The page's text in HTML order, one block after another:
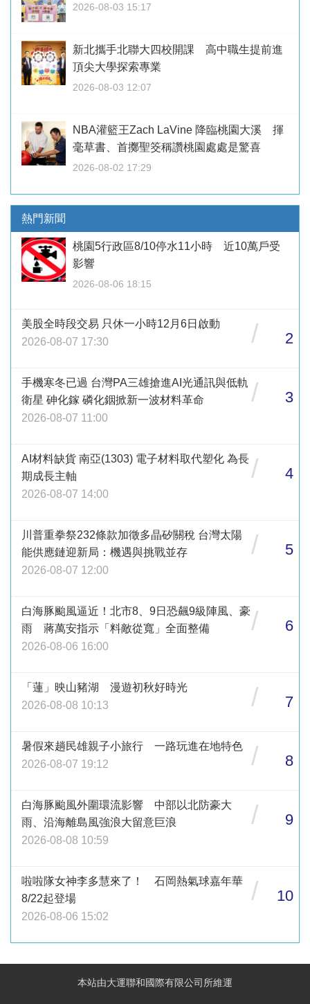
2026-08-03 15:17
新北攜手北聯大四校開課 高中職生提前進
頂尖大學探索專業
2026-08-03 12:07
NBA灌籃王Zach LaVine 降臨桃園大溪 揮
毫草書、首擲聖筊稱讚桃園處處是驚喜
2026-08-02 17:29
熱門新聞
桃園5行政區8/10停水11小時 近10萬戶受
影響
2026-08-06 18:15
美股全時段交易 只休一小時12月6日啟動
2026-08-07 17:30
/ 2
手機寒冬已過 台灣PA三雄搶進AI光通訊與低軌
衛星 砷化鎵 磷化銦掀新一波材料革命
2026-08-07 11:00
/ 3
AI材料缺貨 南亞(1303) 電子材料取代塑化 為長
期成長主軸
2026-08-07 14:00
/ 4
川普重拳祭232條款加徵多晶矽關稅 台灣太陽
能供應鏈迎新局：機遇與挑戰並存
2026-08-07 12:00
/ 5
白海豚颱風逼近！北市8、9日恐飆9級陣風、豪
雨 蔣萬安指示「料敵從寬」全面整備
2026-08-06 16:00
/ 6
「蓮」映山豬湖 漫遊初秋好時光
2026-08-08 10:13
/ 7
暑假來趟民雄親子小旅行 一路玩進在地特色
2026-08-07 19:12
/ 8
白海豚颱風外圍環流影響 中部以北防豪大
雨、沿海離島風強浪大留意巨浪
2026-08-08 10:59
/ 9
啦啦隊女神李多慧來了！ 石岡熱氣球嘉年華
8/22起登場
2026-08-06 15:02
/ 10
本站由大運聯和國際有限公司所維運